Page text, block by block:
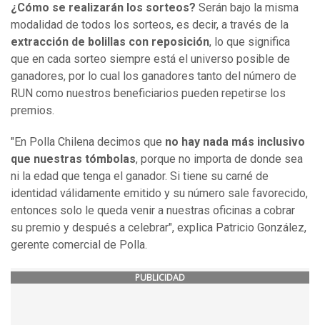
¿Cómo se realizarán los sorteos? Serán bajo la misma
modalidad de todos los sorteos, es decir, a través de la
extracción de bolillas con reposición, lo que significa
que en cada sorteo siempre está el universo posible de
ganadores, por lo cual los ganadores tanto del número de
RUN como nuestros beneficiarios pueden repetirse los
premios.
"En Polla Chilena decimos que no hay nada más inclusivo
que nuestras tómbolas, porque no importa de donde sea
ni la edad que tenga el ganador. Si tiene su carné de
identidad válidamente emitido y su número sale favorecido,
entonces solo le queda venir a nuestras oficinas a cobrar
su premio y después a celebrar", explica Patricio González,
gerente comercial de Polla.
PUBLICIDAD